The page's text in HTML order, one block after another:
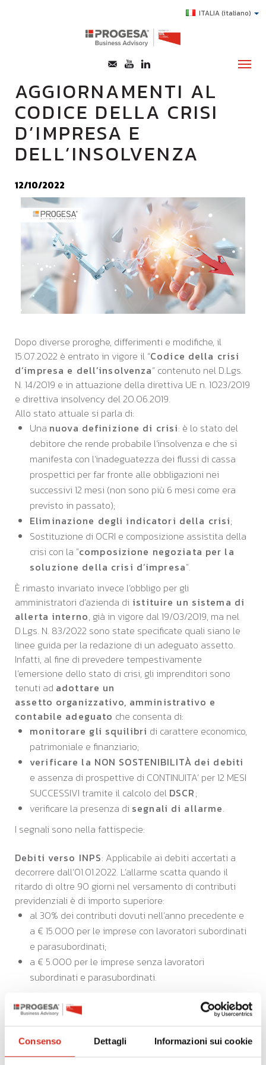
Consenso Dettagli Informazioni sui cookie
ITALIA(italiano)
CHI SIAMO
SERVIZI
TOPICS
E-LEARNING
AGEVOLAZIONI
SUCCESS STORY
CONTATTI
AGGIORNAMENTI AL
CODICE DELLA CRISI
D’IMPRESA E
DELL’INSOLVENZA
12/10/2022
Dopo diverse proroghe, differimenti e modifiche, il
15.07.2022 è entrato in vigore il “Codice della crisi
d’impresa e dell’insolvenza” contenuto nel D.Lgs.
N. 14/2019 e in attuazione della direttiva UE n. 1023/2019
e direttiva insolvency del 20.06.2019.
Allo stato attuale si parla di:
Una nuova definizione di crisi: è lo stato del
debitore che rende probabile l’insolvenza e che si
manifesta con l’inadeguatezza dei flussi di cassa
prospettici per far fronte alle obbligazioni nei
successivi 12 mesi (non sono più 6 mesi come era
previsto in passato);
Eliminazione degli indicatori della crisi;
Sostituzione di OCRI e composizione assistita della
crisi con la "composizione negoziata per la
soluzione della crisi d’impresa".
È rimasto invariato invece l’obbligo per gli
amministratori d’azienda di istituire un sistema di
allerta interno, già in vigore dal 19/03/2019, ma nel
D.Lgs. N. 83/2022 sono state specificate quali siano le
linee guida per la redazione di un adeguato assetto.
Infatti, al fine di prevedere tempestivamente
l’emersione dello stato di crisi, gli imprenditori sono
tenuti ad adottare un
assetto organizzativo, amministrativo e
contabile adeguato che consenta di:
monitorare gli squilibri di carattere economico,
patrimoniale e finanziario;
verificare la NON SOSTENIBILITÀ dei debiti
e assenza di prospettive di CONTINUITA’ per 12 MESI
SUCCESSIVI tramite il calcolo del DSCR;
verificare la presenza di segnali di allarme.
I segnali sono nella fattispecie:
Debiti verso INPS: Applicabile ai debiti accertati a
decorrere dall’01.01.2022. L’allarme scatta quando il
ritardo di oltre 90 giorni nel versamento di contributi
previdenziali è di importo superiore:
al 30% dei contributi dovuti nell’anno precedente e
a € 15.000 per le imprese con lavoratori subordinati
e parasubordinati;
a € 5.000 per le imprese senza lavoratori
subordinati e parasubordinati.
decorrere dal 15.07.2022). L’allarme si accende in caso di
esistenza di debito per premi assicurativi scaduto da
oltre 90 giorni e non versato superiore a € 5.000.